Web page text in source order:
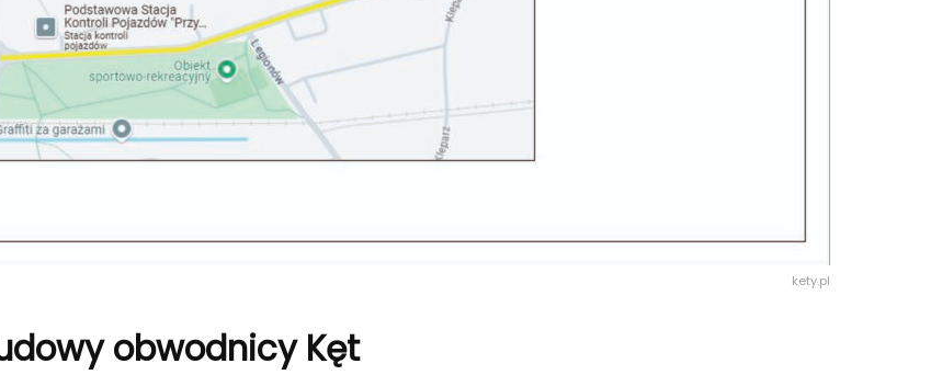
kety.pl
obwodnicy Kęt